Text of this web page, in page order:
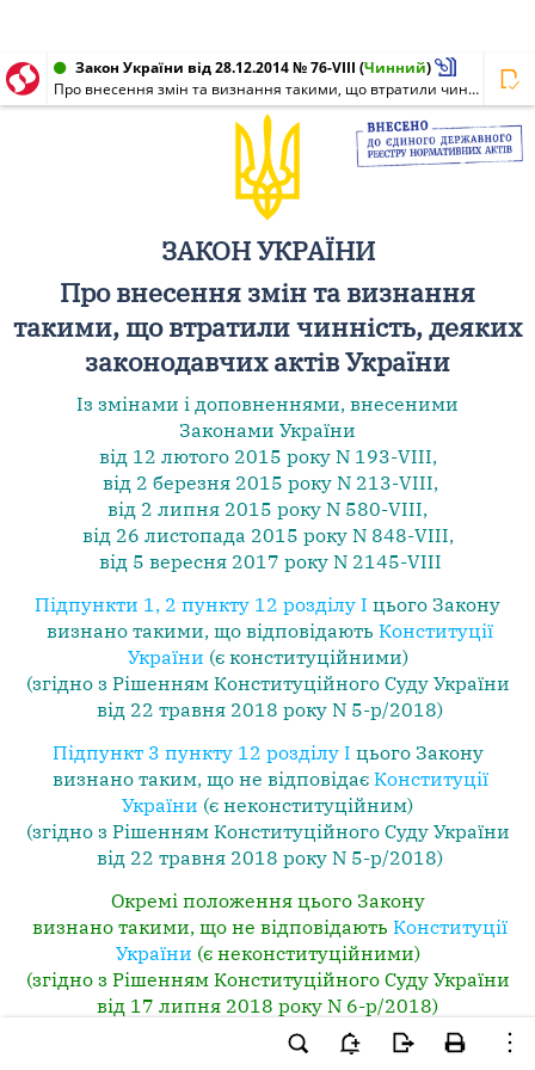
Закон України від 28.12.2014 № 76-VIII (Чинний)
Про внесення змін та визнання такими, що втратили чинність, деяких законодавчих актів України